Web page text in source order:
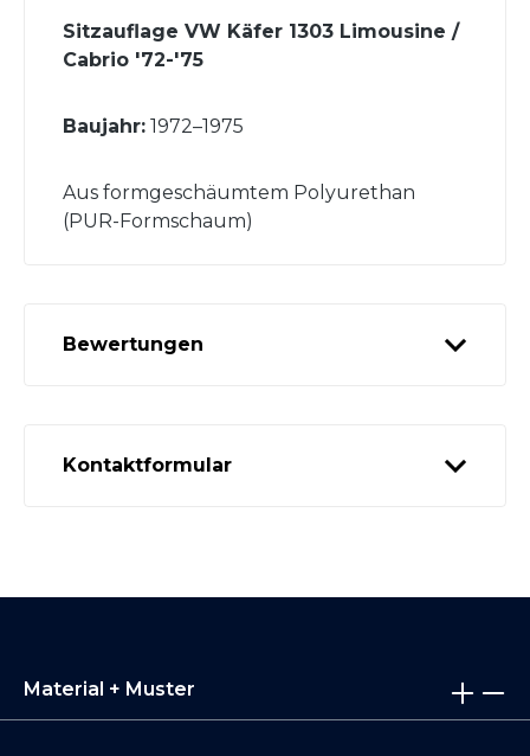
Sitzauflage VW Käfer 1303 Limousine /
Cabrio '72-'75
Baujahr: 1972–1975
Aus formgeschäumtem Polyurethan
(PUR-Formschaum)
Bewertungen
Kontaktformular
Material + Muster